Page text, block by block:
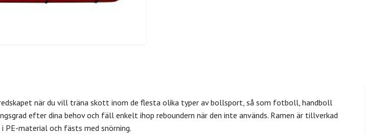
när du vill träna skott inom de flesta olika typer av bollsport, så som fotboll, handboll
efter dina behov och fäll enkelt ihop reboundern när den inte används. Ramen är tillverkad
material och fästs med snörning.